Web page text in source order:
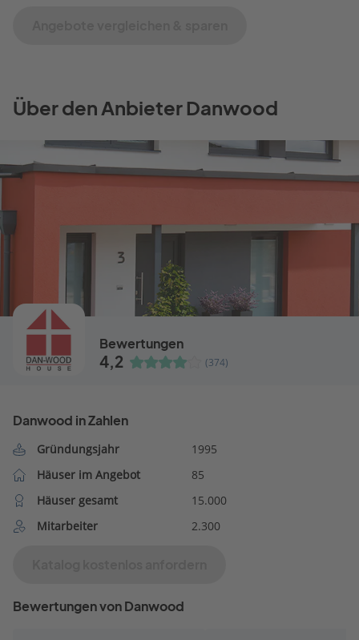
Über den Anbieter Danwood
Bewertungen
4,2 (374)
Danwood in Zahlen
Gründungsjahr
1995
Häuser im Angebot
85
Häuser gesamt
15.000
Mitarbeiter
2.300
Bewertungen von Danwood